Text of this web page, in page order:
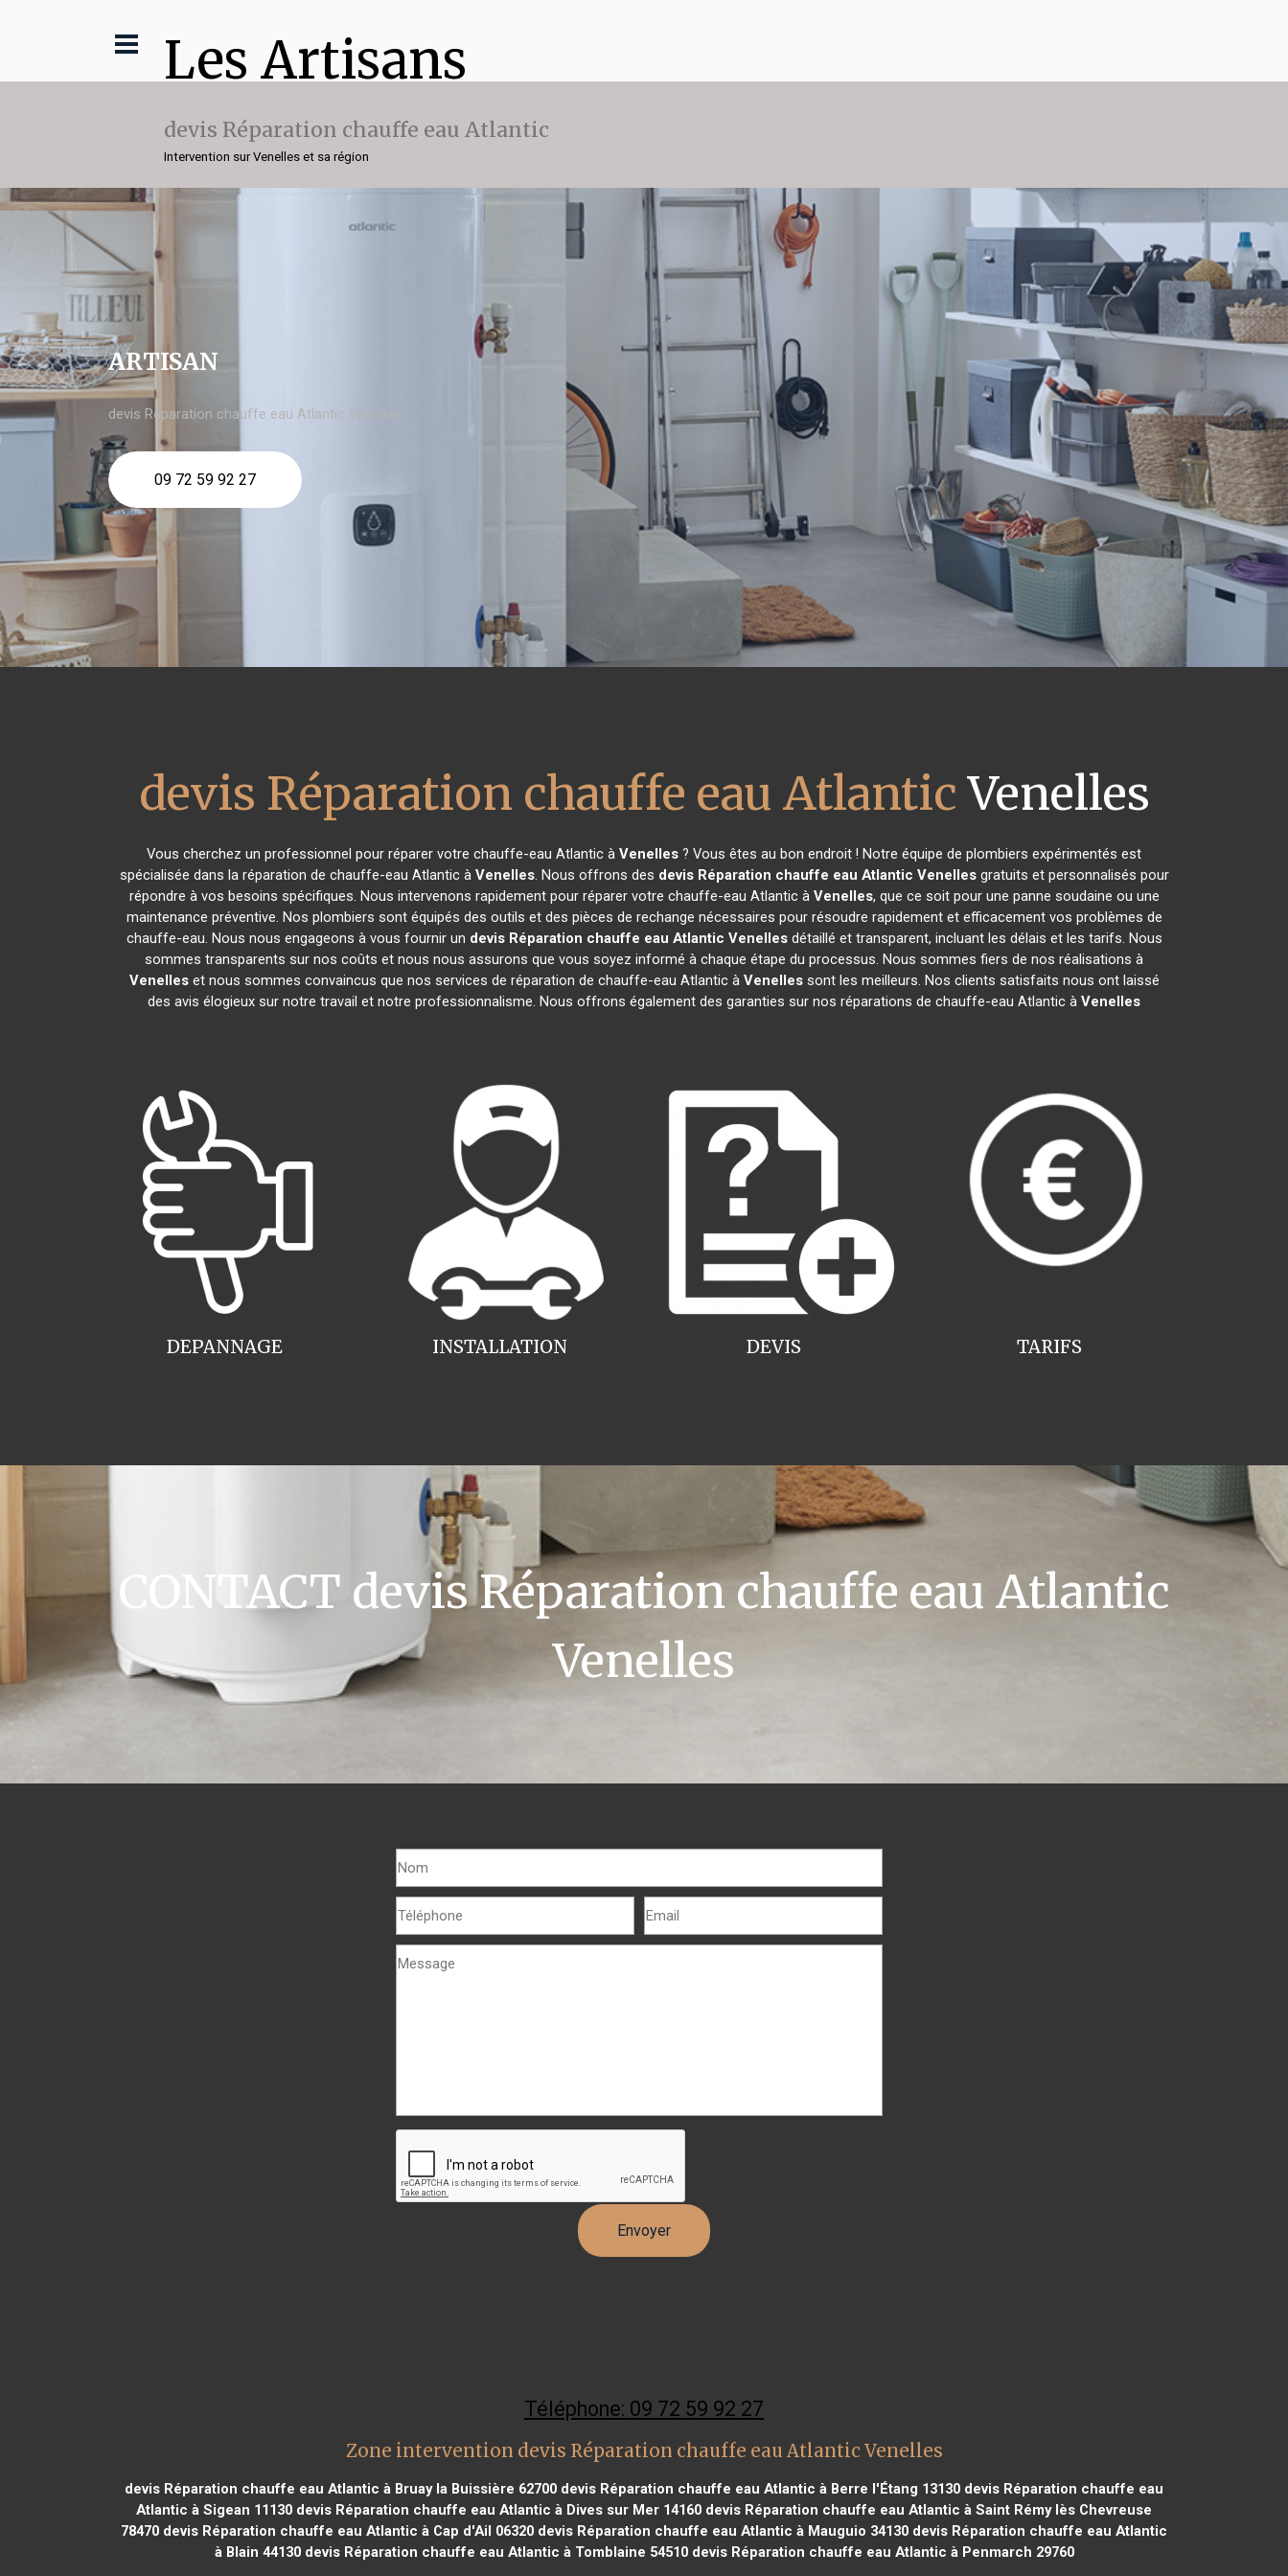
Les Artisans
devis Réparation chauffe eau Atlantic
Intervention sur Venelles et sa région
ARTISAN
devis Réparation chauffe eau Atlantic Venelles
09 72 59 92 27
devis Réparation chauffe eau Atlantic Venelles
Vous cherchez un professionnel pour réparer votre chauffe-eau Atlantic à Venelles ? Vous êtes au bon endroit ! Notre équipe de plombiers expérimentés est
spécialisée dans la réparation de chauffe-eau Atlantic à Venelles. Nous offrons des devis Réparation chauffe eau Atlantic Venellesgratuits et personnalisés pour
répondre à vos besoins spécifiques. Nous intervenons rapidement pour réparer votre chauffe-eau Atlantic à Venelles, que ce soit pour une panne soudaine ou une
maintenance préventive. Nos plombiers sont équipés des outils et des pièces de rechange nécessaires pour résoudre rapidement et efficacement vos problèmes de
chauffe-eau. Nous nous engageons à vous fournir un devis Réparation chauffe eau Atlantic Venellesdétaillé et transparent, incluant les délais et les tarifs. Nous
sommes transparents sur nos coûts et nous nous assurons que vous soyez informé à chaque étape du processus. Nous sommes fiers de nos réalisations à
Venelleset nous sommes convaincus que nos services de réparation de chauffe-eau Atlantic à Venellessont les meilleurs. Nos clients satisfaits nous ont laissé
des avis élogieux sur notre travail et notre professionnalisme. Nous offrons également des garanties sur nos réparations de chauffe-eau Atlantic à Venelles
INSTALLATION
DEPANNAGE TARIFS
DEVIS
CONTACT devis Réparation chauffe eau Atlantic
Venelles
Téléphone: 09 72 59 92 27
Zone intervention devis Réparation chauffe eau Atlantic Venelles
devis Réparation chauffe eau Atlantic à Bruay la Buissière 62700 devis Réparation chauffe eau Atlantic à Berre l'Étang 13130 devis Réparation chauffe eau
Atlantic à Sigean 11130 devis Réparation chauffe eau Atlantic à Dives sur Mer 14160 devis Réparation chauffe eau Atlantic à Saint Rémy lès Chevreuse
78470 devis Réparation chauffe eau Atlantic à Cap d'Ail 06320 devis Réparation chauffe eau Atlantic à Mauguio 34130 devis Réparation chauffe eau Atlantic
à Blain 44130devis Réparation chauffe eau Atlantic à Tomblaine 54510devis Réparation chauffe eau Atlantic à Penmarch 29760